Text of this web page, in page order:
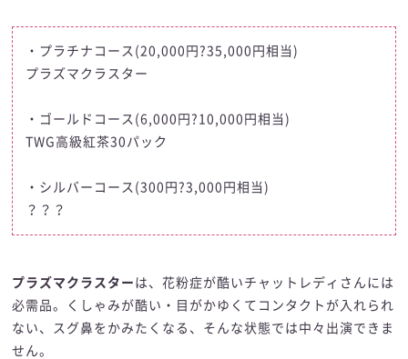
・プラチナコース(20,000円?35,000円相当)
プラズマクラスター
・ゴールドコース(6,000円?10,000円相当)
TWG高級紅茶30パック
・シルバーコース(300円?3,000円相当)
？？？
プラズマクラスター は、花粉症が酷いチャットレディさんには
必需品。くしゃみが酷い・目がかゆくてコンタクトが入れられ
ない、スグ鼻をかみたくなる、そんな状態では中々出演できま
せん。